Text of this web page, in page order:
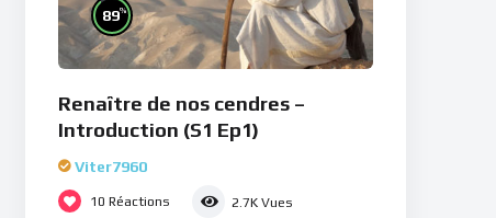
89%
Renaître de nos cendres –
Introduction (S1 Ep1)
Viter7960
10 Réactions 2.7K Vues